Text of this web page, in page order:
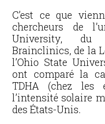
C’est ce que
chercheurs de
University, du
Brainclinics, de la
l’Ohio State
ont comparé la
TDHA (chez les
l’intensité solaire
des États-Unis.